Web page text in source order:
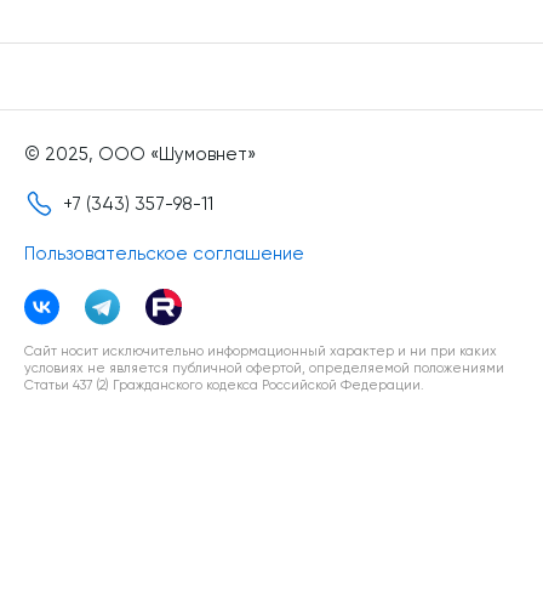
© 2025, ООО «Шумовнет»
+7 (343) 357-98-11
Пользовательское соглашение
Сайт носит исключительно информационный характер и ни при каких
условиях не является публичной офертой, определяемой положениями
Статьи 437 (2) Гражданского кодекса Российской Федерации.